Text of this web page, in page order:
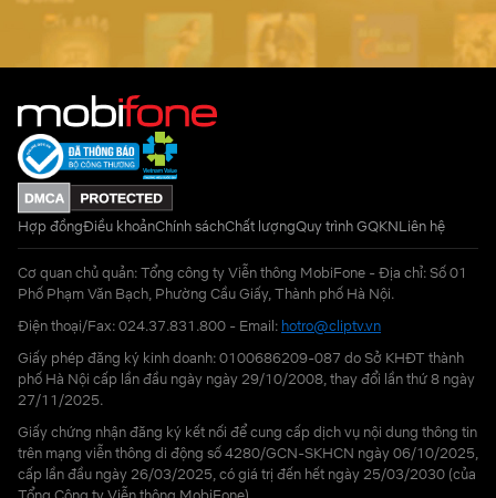
Hợp đồngĐiều khoảnChính sáchChất lượngQuy trình GQKNLiên hệ
Cơ quan chủ quản: Tổng công ty Viễn thông MobiFone - Địa chỉ: Số 01
Phố Phạm Văn Bạch, Phường Cầu Giấy, Thành phố Hà Nội.
Điện thoại/Fax: 024.37.831.800 - Email: hotro@cliptv.vn
Giấy phép đăng ký kinh doanh: 0100686209-087 do Sở KHĐT thành
phố Hà Nội cấp lần đầu ngày ngày 29/10/2008, thay đổi lần thứ 8 ngày
27/11/2025.
Giấy chứng nhận đăng ký kết nối để cung cấp dịch vụ nội dung thông tin
trên mạng viễn thông di động số 4280/GCN-SKHCN ngày 06/10/2025,
cấp lần đầu ngày 26/03/2025, có giá trị đến hết ngày 25/03/2030 (của